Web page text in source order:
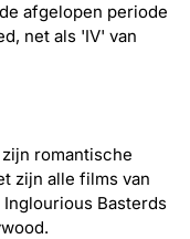
afgelopen periode
net als 'IV' van
romantische
zijn alle films van
Basterds